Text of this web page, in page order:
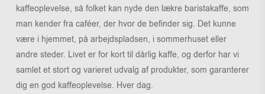
kaffeoplevelse, så folket kan nyde den lækre baristakaffe, som
man kender fra caféer, der hvor de befinder sig. Det kunne
være i hjemmet, på arbejdspladsen, i sommerhuset eller
andre steder. Livet er for kort til dårlig kaffe, og derfor har vi
samlet et stort og varieret udvalg af produkter, som garanterer
dig en god kaffeoplevelse. Hver dag.